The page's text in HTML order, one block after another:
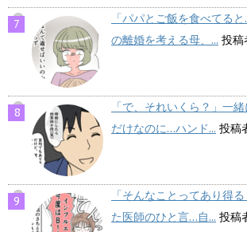
「パパとご飯を食べてる
の離婚を考える母、... 投稿
「で、それいくら？」一
だけなのに…ハンド... 投稿
「そんなことってあり得
た医師のひと言…自... 投稿